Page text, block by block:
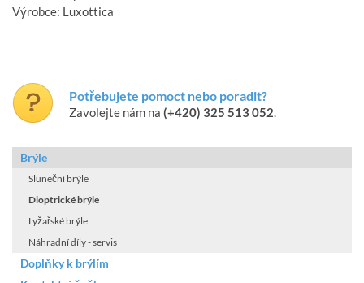
Výrobce: Luxottica
Potřebujete pomoct nebo poradit?
Zavolejte nám na (+420) 325 513 052.
Brýle
Sluneční brýle
Dioptrické brýle
Lyžařské brýle
Náhradní díly - servis
Doplňky k brýlím